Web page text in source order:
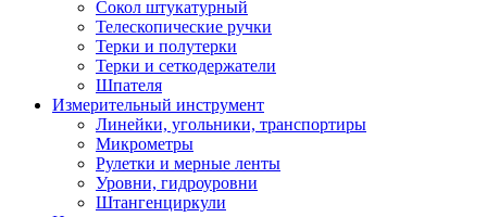
Сокол штукатурный
Телескопические ручки
Терки и полутерки
Терки и сеткодержатели
Шпателя
Измерительный инструмент
Линейки, угольники, транспортиры
Микрометры
Рулетки и мерные ленты
Уровни, гидроуровни
Штангенциркули